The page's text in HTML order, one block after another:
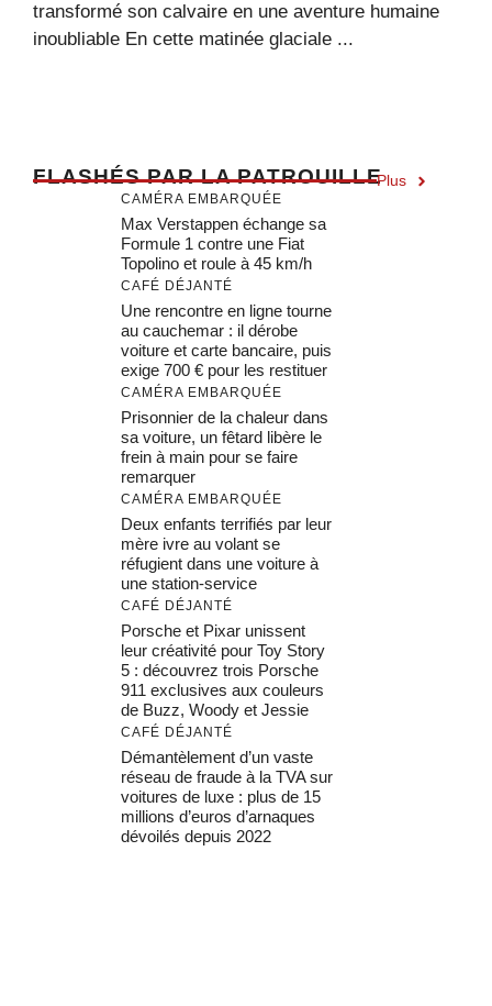
transformé son calvaire en une aventure humaine
inoubliable En cette matinée glaciale ...
FLASHÉS PAR LA PATROUILLEPlus
CAMÉRA EMBARQUÉE
Max Verstappen échange sa
Formule 1 contre une Fiat
Topolino et roule à 45 km/h
CAFÉ DÉJANTÉ
Une rencontre en ligne tourne
au cauchemar : il dérobe
voiture et carte bancaire, puis
exige 700 € pour les restituer
CAMÉRA EMBARQUÉE
Prisonnier de la chaleur dans
sa voiture, un fêtard libère le
frein à main pour se faire
remarquer
CAMÉRA EMBARQUÉE
Deux enfants terrifiés par leur
mère ivre au volant se
réfugient dans une voiture à
une station-service
CAFÉ DÉJANTÉ
Porsche et Pixar unissent
leur créativité pour Toy Story
5 : découvrez trois Porsche
911 exclusives aux couleurs
de Buzz, Woody et Jessie
CAFÉ DÉJANTÉ
Démantèlement d’un vaste
réseau de fraude à la TVA sur
voitures de luxe : plus de 15
millions d’euros d’arnaques
dévoilés depuis 2022